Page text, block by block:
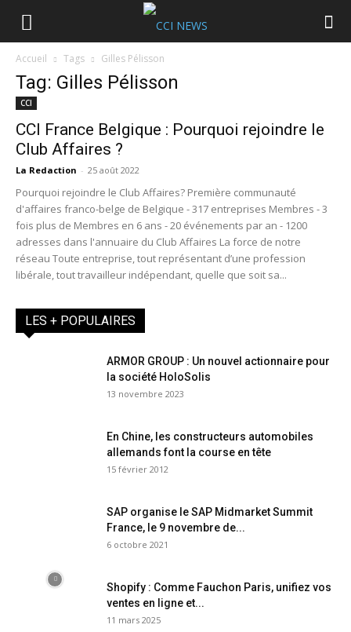
Accueil Tags Gilles Pélisson
Tag: Gilles Pélisson
CCI
CCI France Belgique : Pourquoi rejoindre le
Club Affaires ?
La Redaction - 25 août 2022
Pourquoi rejoindre le Club Affaires? Première communauté
d'affaires franco-belge de Belgique - 317 entreprises Membres - 3
fois plus de Membres en 6 ans - 20 événements par an - 1200
adresses dans l'annuaire du Club Affaires La force de notre
réseau Toute entreprise, tout représentant d’une profession
libérale, tout travailleur indépendant, quelle que soit sa...
LES + POPULAIRES
ARMOR GROUP : Un nouvel actionnaire pour
la société HoloSolis
13 novembre 2023
En Chine, les constructeurs automobiles
allemands font la course en tête
15 février 2012
SAP organise le SAP Midmarket Summit
France, le 9 novembre de...
6 octobre 2021
Shopify : Comme Fauchon Paris, unifiez vos
ventes en ligne et...
11 mars 2025